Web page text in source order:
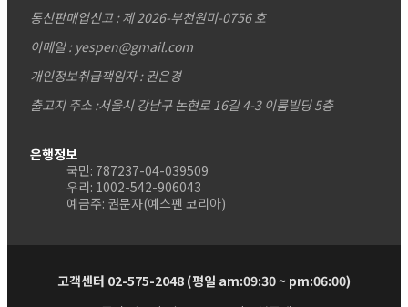
통신판매업신고 : 제 2026-부천원미-0756 호
이메일 : yespen@gmail.com
개인정보취급책임자 : 권은경
출고지 주소 :서울시 강남구 논현로 16길 4-3 이룸빌딩 5층
은행정보
국민: 787237-04-039509
우리: 1002-542-906043
예금주: 권문자(예스펜 코리아)
고객센터 02-575-2048 (평일 am:09:30 ~ pm:06:00)